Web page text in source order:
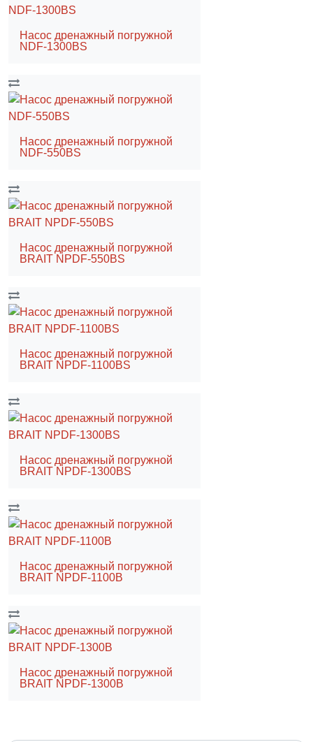
Насос дренажный погружной
NDF-1300BS
Насос дренажный погружной
NDF-550BS
Насос дренажный погружной
BRAIT NPDF-550BS
Насос дренажный погружной
BRAIT NPDF-1100BS
Насос дренажный погружной
BRAIT NPDF-1300BS
Насос дренажный погружной
BRAIT NPDF-1100B
Насос дренажный погружной
BRAIT NPDF-1300B